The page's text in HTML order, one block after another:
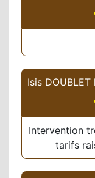
Isis DOUBLET
Intervention
tarifs